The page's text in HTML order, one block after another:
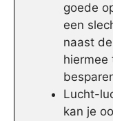
goede
een
naast
hiermee
Lucht-
kan je